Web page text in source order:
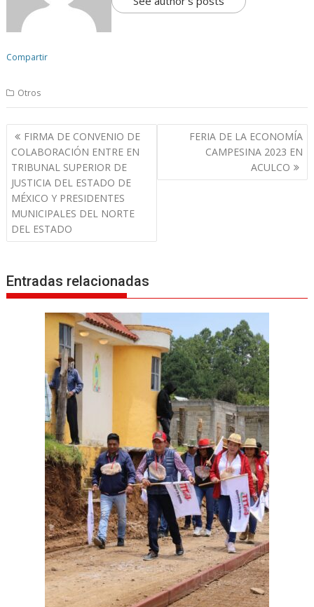
Compartir
Otros
N
a
v
e
g
a
c
ó
n
FIRMA DE CONVENIO DE
COLABORACIÓN ENTRE EN
TRIBUNAL SUPERIOR DE
JUSTICIA DEL ESTADO DE
MÉXICO Y PRESIDENTES
MUNICIPALES DEL NORTE
DEL ESTADO
FERIA DE LA ECONOMÍA
CAMPESINA 2023 EN
ACULCO
Entradas relacionadas